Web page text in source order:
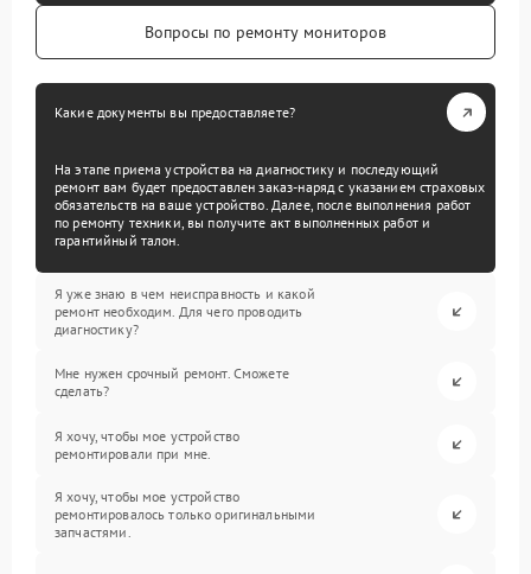
Вопросы по ремонту мониторов
Какие документы вы предоставляете?
На этапе приема устройства на диагностику и последующий
ремонт вам будет предоставлен заказ-наряд с указанием страховых
обязательств на ваше устройство. Далее, после выполнения работ
по ремонту техники, вы получите акт выполненных работ и
гарантийный талон.
Я уже знаю в чем неисправность и какой
ремонт необходим. Для чего проводить
диагностику?
Мне нужен срочный ремонт. Сможете
сделать?
Я хочу, чтобы мое устройство
ремонтировали при мне.
Я хочу, чтобы мое устройство
ремонтировалось только оригинальными
запчастями.